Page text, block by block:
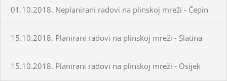
01.10.2018. Neplanirani radovi na plinskoj mreži - Čepin
15.10.2018. Planirani radovi na plinskoj mreži - Slatina
15.10.2018. Planirani radovi na plinskoj mreži - Osijek